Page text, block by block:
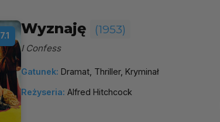
7.1 Wyznaję (1953)
I Confess
Gatunek: Dramat, Thriller, Kryminał
Reżyseria: Alfred Hitchcock